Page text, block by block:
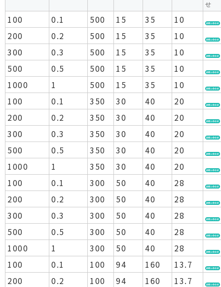
せ
100 0.1 500 15 35
10
200
0.2 500 15 35
10
300
0.3 500 15 35
10
500
0.5 500 15 35
10
1000
1 500 15 35
10
100
0.1 350 30 40
20
200
0.2 350 30 40
20
300
0.3 350 30 40
20
500
0.5 350 30 40
20
1000
1 350 30 40
20
100
0.1 300 50 40
28
200
0.2 300 50 40
28
300
0.3 300 50 40
28
500
0.5 300 50 40
28
1000
1 300 50 40
28
100
0.1 100 94 160
13.7
200
0.2 100 94 160
13.7